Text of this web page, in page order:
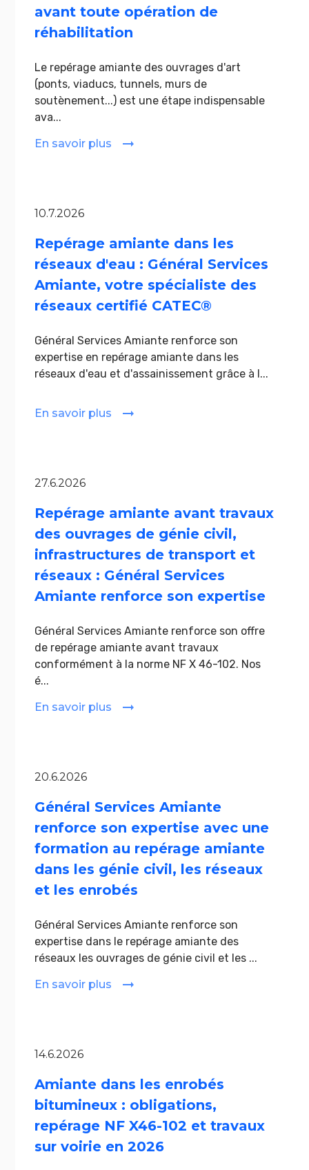
avant toute opération de
réhabilitation
Le repérage amiante des ouvrages d'art
(ponts, viaducs, tunnels, murs de
soutènement...) est une étape indispensable
ava...
En savoir plus
10.7.2026
Repérage amiante dans les
réseaux d'eau : Général Services
Amiante, votre spécialiste des
réseaux certifié CATEC®
Général Services Amiante renforce son
expertise en repérage amiante dans les
réseaux d'eau et d'assainissement grâce à l...
En savoir plus
27.6.2026
Repérage amiante avant travaux
des ouvrages de génie civil,
infrastructures de transport et
réseaux : Général Services
Amiante renforce son expertise
Général Services Amiante renforce son offre
de repérage amiante avant travaux
conformément à la norme NF X 46-102. Nos
é...
En savoir plus
20.6.2026
Général Services Amiante
renforce son expertise avec une
formation au repérage amiante
dans les génie civil, les réseaux
et les enrobés
Général Services Amiante renforce son
expertise dans le repérage amiante des
réseaux les ouvrages de génie civil et les ...
En savoir plus
14.6.2026
Amiante dans les enrobés
bitumineux : obligations,
repérage NF X46-102 et travaux
sur voirie en 2026